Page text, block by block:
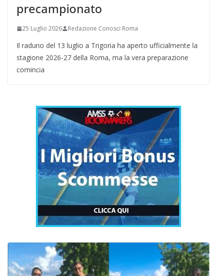
precampionato
25 Luglio 2026 Redazione Conosci Roma
Il raduno del 13 luglio a Trigoria ha aperto ufficialmente la
stagione 2026-27 della Roma, ma la vera preparazione
comincia